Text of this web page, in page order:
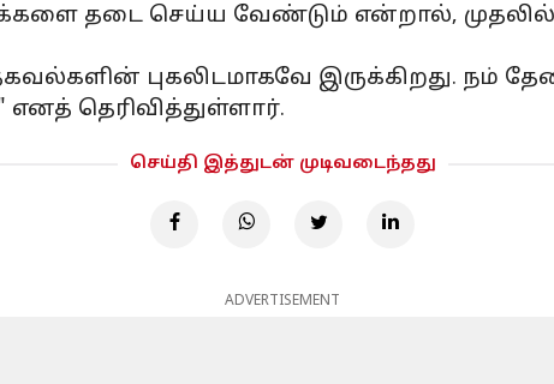
தடை செய்ய வேண்டும் என்றால்,
புகலிடமாகவே இருக்கிறது. நம்
தெரிவித்துள்ளார்.
செய்தி இத்துடன் முடிவடைந்தது
ADVERTISEMENT